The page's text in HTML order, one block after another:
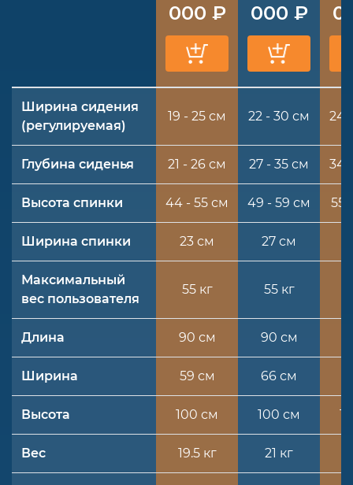
000 ₽
000 ₽
Ширина сидения
(регулируемая)
19 - 25 см 22 - 30 см 24
Глубина сиденья 21 - 26 см 27 - 35 см 34
Высота спинки 44 - 55 см 49 - 59 см 55
Ширина спинки 23 см 27 см
Максимальный
вес пользователя
55 кг 55 кг
Длина 90 см 90 см
Ширина 59 см 66 см
Высота 100 см 100 см
Вес 19.5 кг 21 кг